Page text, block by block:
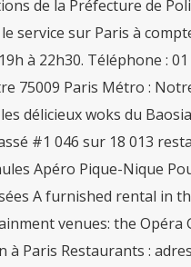
de la Préfecture de
service sur Paris à
à 22h30. Téléphone : 01
75009 Paris Métro :
délicieux woks du
#1 046 sur 18 013
Apéro Pique-Nique
A furnished rental in
venues: the Opéra
à Paris Restaurants :